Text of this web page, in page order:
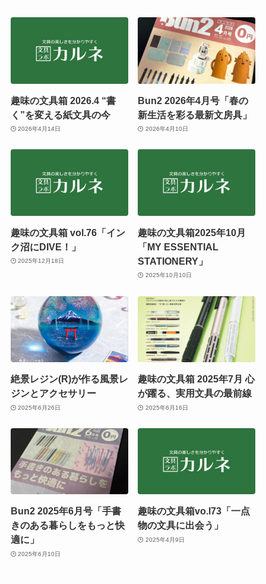
趣味の文具箱 2026.4 “書
く”を変える紙文具の今
2026年4月14日
Bun2 2026年4月号「春の
新生活を彩る最新文房具」
2026年4月10日
趣味の文具箱 vol.76「イン
ク沼にDIVE！」
2025年12月18日
趣味の文具箱2025年10月
「MY ESSENTIAL
STATIONERY」
2025年10月10日
絶景レジン(R)が作る風景レ
ジンとアクセサリー
2025年6月26日
趣味の文具箱 2025年7月 心
が躍る、実用文具の最前線
2025年6月16日
Bun2 2025年6月号「手書
きのある暮らしをもっと快
適に」
2025年6月10日
趣味の文具箱vo.l73「一点
物の文具に出会う」
2025年4月9日